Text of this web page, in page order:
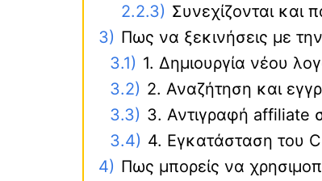
2.2.3) Συνεχίζονται και
3) Πως να ξεκινήσεις με
3.1) 1. Δημιουργία νέου
3.2) 2. Αναζήτηση και
3.3) 3. Αντιγραφή affiliate
3.4) 4. Εγκατάσταση του
4) Πως μπορείς να